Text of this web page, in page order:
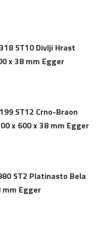
ST10 Divlji Hrast
x 38 mm Egger
ST12 Crno-Braon
x 600 x 38 mm Egger
ST2 Platinasto Bela
mm Egger